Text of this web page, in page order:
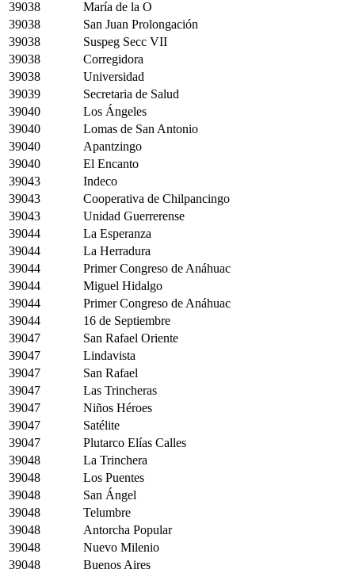
39038
María de la O
39038
San Juan Prolongación
39038
Suspeg Secc VII
39038
Corregidora
39038
Universidad
39039
Secretaria de Salud
39040
Los Ángeles
39040
Lomas de San Antonio
39040
Apantzingo
39040
El Encanto
39043
Indeco
39043
Cooperativa de Chilpancingo
39043
Unidad Guerrerense
39044
La Esperanza
39044
La Herradura
39044
Primer Congreso de Anáhuac
39044
Miguel Hidalgo
39044
Primer Congreso de Anáhuac
39044
16 de Septiembre
39047
San Rafael Oriente
39047
Lindavista
39047
San Rafael
39047
Las Trincheras
39047
Niños Héroes
39047
Satélite
39047
Plutarco Elías Calles
39048
La Trinchera
39048
Los Puentes
39048
San Ángel
39048
Telumbre
39048
Antorcha Popular
39048
Nuevo Milenio
39048
Buenos Aires